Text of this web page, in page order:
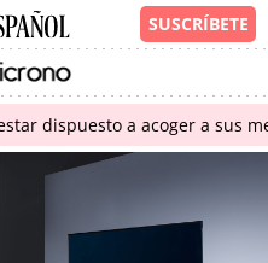
dispuesto a acoger a sus